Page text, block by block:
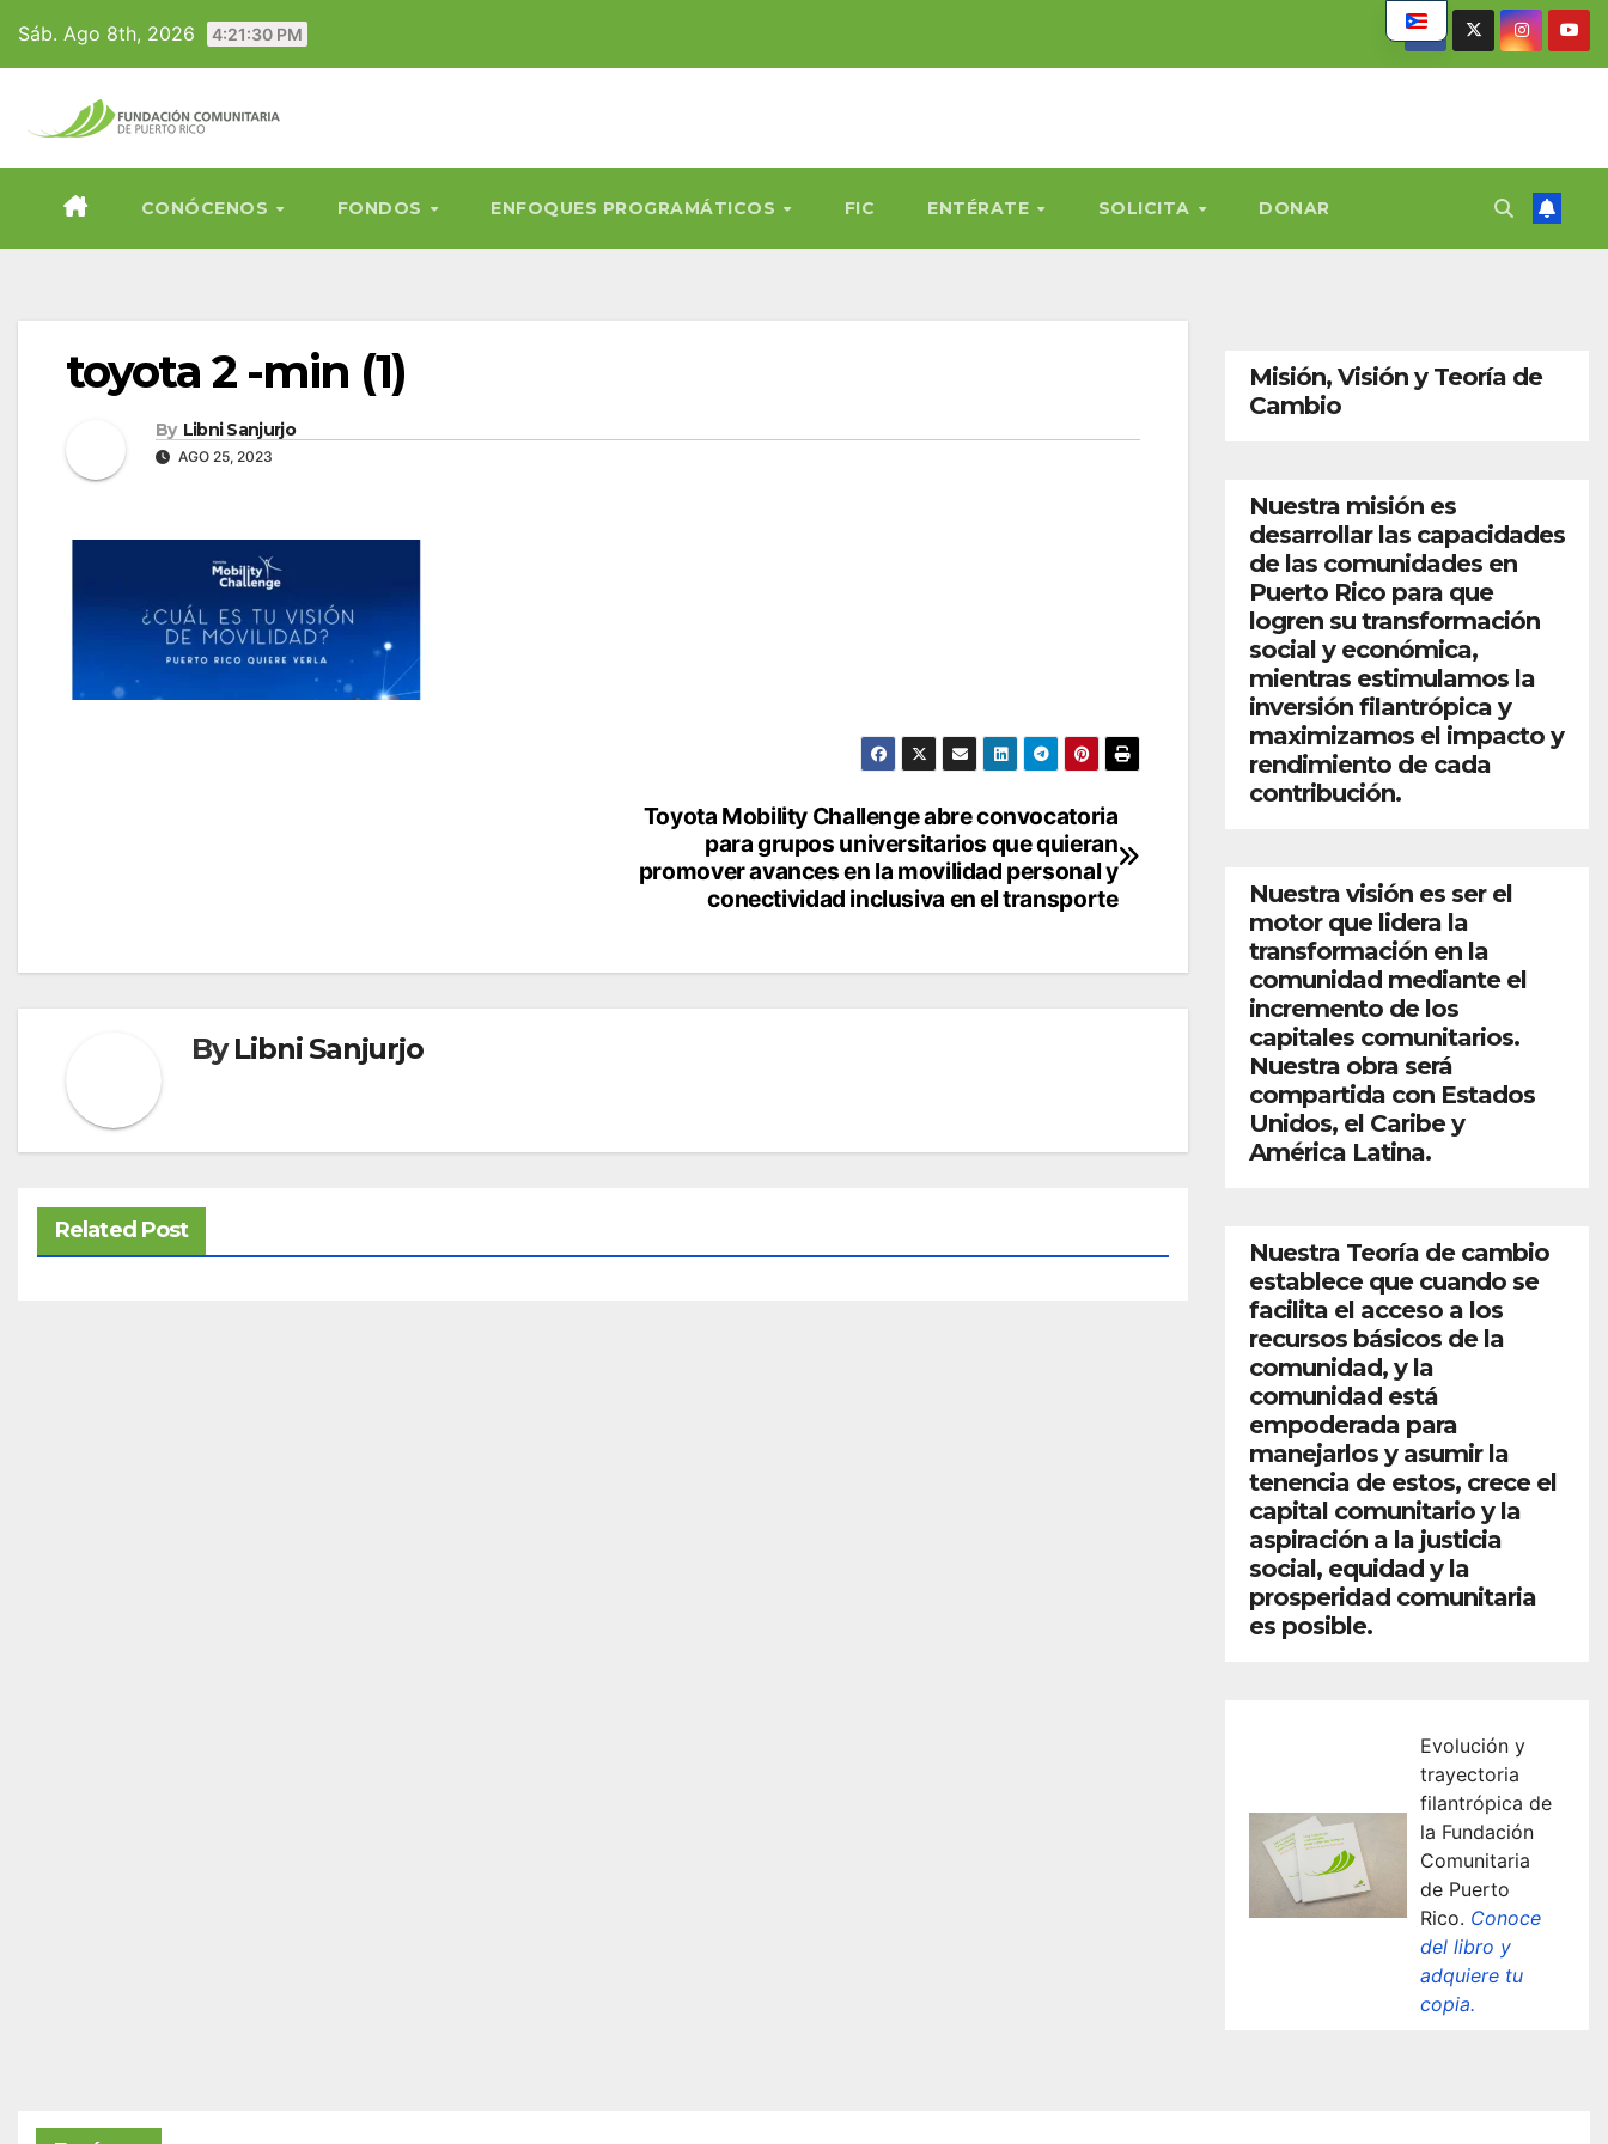
content
Sáb. Ago 8th, 2026 4:21:31 PM
CONÓCENOS FONDOS ENFOQUES PROGRAMÁTICOS FIC ENTÉRATE SOLICITA DONAR
toyota 2 -min (1)
By Libni Sanjurjo
AGO 25, 2023
Toyota Mobility Challenge abre convocatoria
para grupos universitarios que quieran
promover avances en la movilidad personal y
conectividad inclusiva en el transporte
ByLibni Sanjurjo
Related Post
Misión, Visión y Teoría de
Cambio
Nuestra misión es
desarrollar las capacidades
de las comunidades en
Puerto Rico para que
logren su transformación
social y económica,
mientras estimulamos la
inversión filantrópica y
maximizamos el impacto y
rendimiento de cada
contribución.
Nuestra visión es ser el
motor que lidera la
transformación en la
comunidad mediante el
incremento de los
capitales comunitarios.
Nuestra obra será
compartida con Estados
Unidos, el Caribe y
América Latina.
Nuestra Teoría de cambio
establece que cuando se
facilita el acceso a los
recursos básicos de la
comunidad, y la
comunidad está
empoderada para
manejarlos y asumir la
tenencia de estos, crece el
capital comunitario y la
aspiración a la justicia
social, equidad y la
prosperidad comunitaria
es posible.
Evolución y
trayectoria
filantrópica de
la Fundación
Comunitaria
de Puerto
Rico. Conoce
del libro y
adquiere tu
copia.